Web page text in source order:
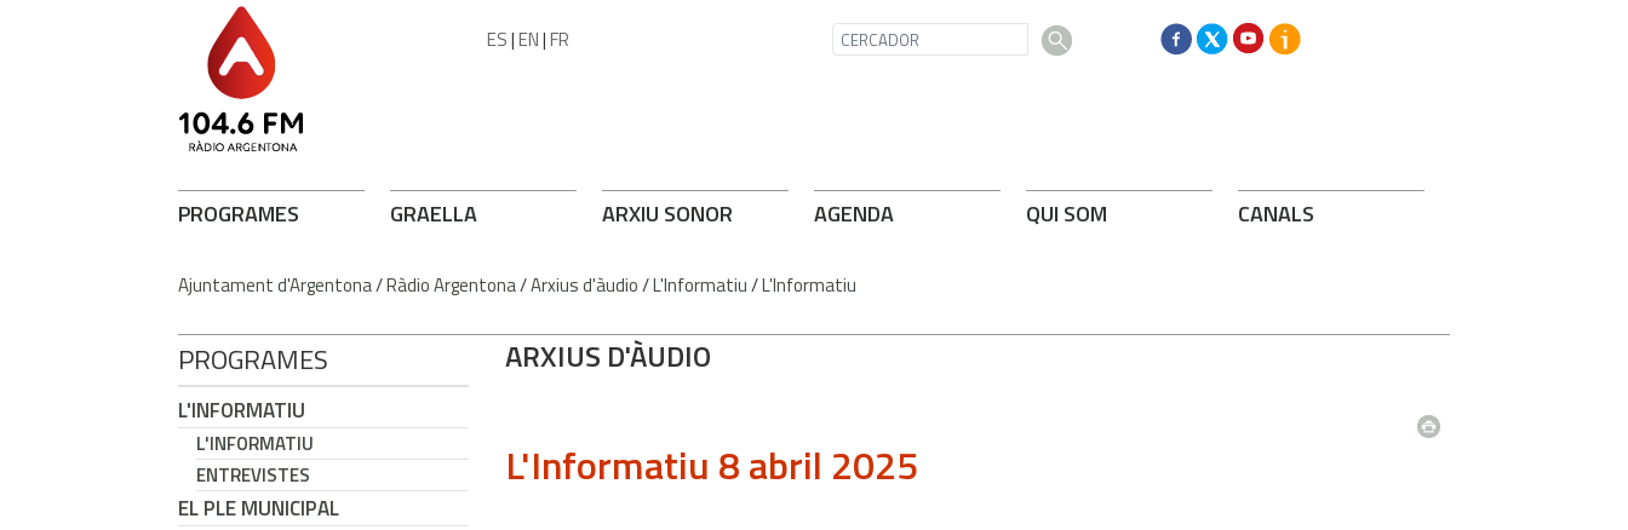
ES|EN|FR
PROGRAMES GRAELLA ARXIU SONOR AGENDA QUI SOM CANALS
Ajuntament d'Argentona/Ràdio Argentona/Arxius d'àudio/L'Informatiu/L'Informatiu
PROGRAMES
L'INFORMATIU
L'INFORMATIU
ENTREVISTES
EL PLE MUNICIPAL
ARXIUS D'ÀUDIO
L'Informatiu 8 abril 2025